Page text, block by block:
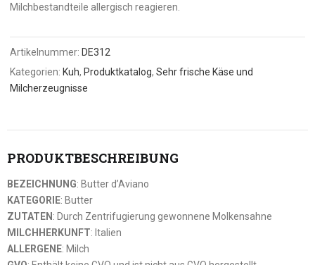
Milchbestandteile allergisch reagieren.
Artikelnummer: DE312
Kategorien: Kuh, Produktkatalog,Sehr frische Käse und
Milcherzeugnisse
PRODUKTBESCHREIBUNG
BEZEICHNUNG: Butter d’Aviano
KATEGORIE: Butter
ZUTATEN : Durch Zentrifugierung gewonnene Molkensahne
MILCHHERKUNFT: Italien
ALLERGENE: Milch